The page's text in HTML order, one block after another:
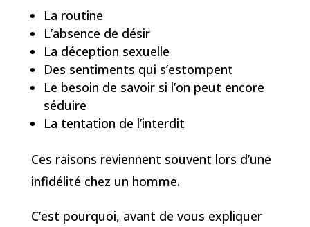
La routine
L’absence de désir
La déception sexuelle
Des sentiments qui s’estompent
Le besoin de savoir si l’on peut encore
séduire
La tentation de l’interdit
Ces raisons reviennent souvent lors d’une
infidélité chez un homme.
C’est pourquoi, avant de vous expliquer